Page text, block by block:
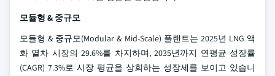
모듈형 & 중규모
모듈형 & 중규모(Modular & Mid-Scale) 플랜트는 2025년 LNG 액
화 열차 시장의 29.6%를 차지하며, 2035년까지 연평균 성장률
(CAGR) 7.3%로 시장 평균을 상회하는 성장세를 보이고 있습니